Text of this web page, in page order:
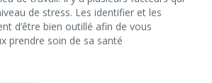
de stress. Les identifier et les
d’être bien outillé afin de vous
prendre soin de sa santé